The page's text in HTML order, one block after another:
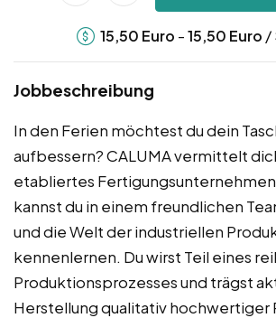
15,50 Euro -15,50 Euro /
Jobbeschreibung
In den Ferien möchtest du dein
aufbessern? CALUMA vermittelt
etabliertes
kannst du in einem freundlichen
und die Welt der industriellen
kennenlernen. Du wirst Teil eines
Produktionsprozesses und trägst
Herstellung qualitativ hochwertiger